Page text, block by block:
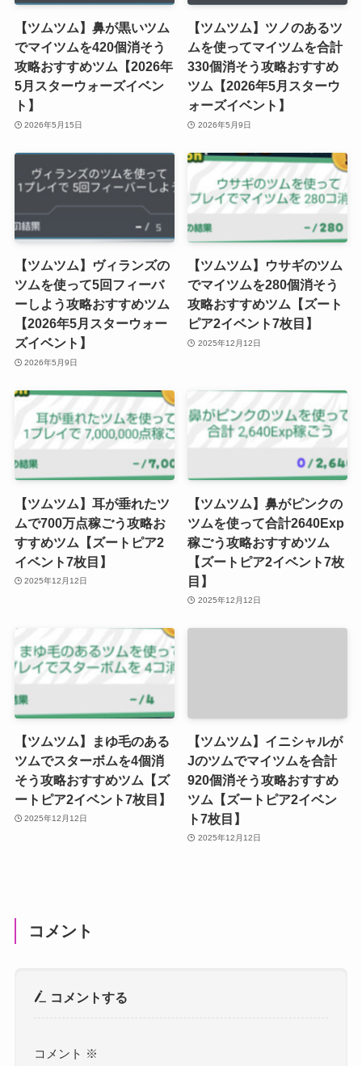
【ツムツム】鼻が黒いツム
でマイツムを420個消そう
攻略おすすめツム【2026年
5月スターウォーズイベン
ト】
2026年5月15日
【ツムツム】ツノのあるツ
ムを使ってマイツムを合計
330個消そう攻略おすすめ
ツム【2026年5月スターウ
ォーズイベント】
2026年5月9日
【ツムツム】ヴィランズの
ツムを使って5回フィーバ
ーしよう攻略おすすめツム
【2026年5月スターウォー
ズイベント】
2026年5月9日
【ツムツム】ウサギのツム
でマイツムを280個消そう
攻略おすすめツム【ズート
ピア2イベント7枚目】
2025年12月12日
【ツムツム】耳が垂れたツ
ムで700万点稼ごう攻略お
すすめツム【ズートピア2
イベント7枚目】
2025年12月12日
【ツムツム】鼻がピンクの
ツムを使って合計2640Exp
稼ごう攻略おすすめツム
【ズートピア2イベント7枚
目】
2025年12月12日
【ツムツム】まゆ毛のある
ツムでスターボムを4個消
そう攻略おすすめツム【ズ
ートピア2イベント7枚目】
2025年12月12日
【ツムツム】イニシャルが
Jのツムでマイツムを合計
920個消そう攻略おすすめ
ツム【ズートピア2イベン
ト7枚目】
2025年12月12日
コメント
コメントする
コメント ※